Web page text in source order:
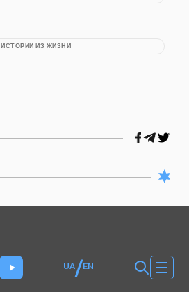
ИСТОРИИ ИЗ ЖИЗНИ
UA/ EN